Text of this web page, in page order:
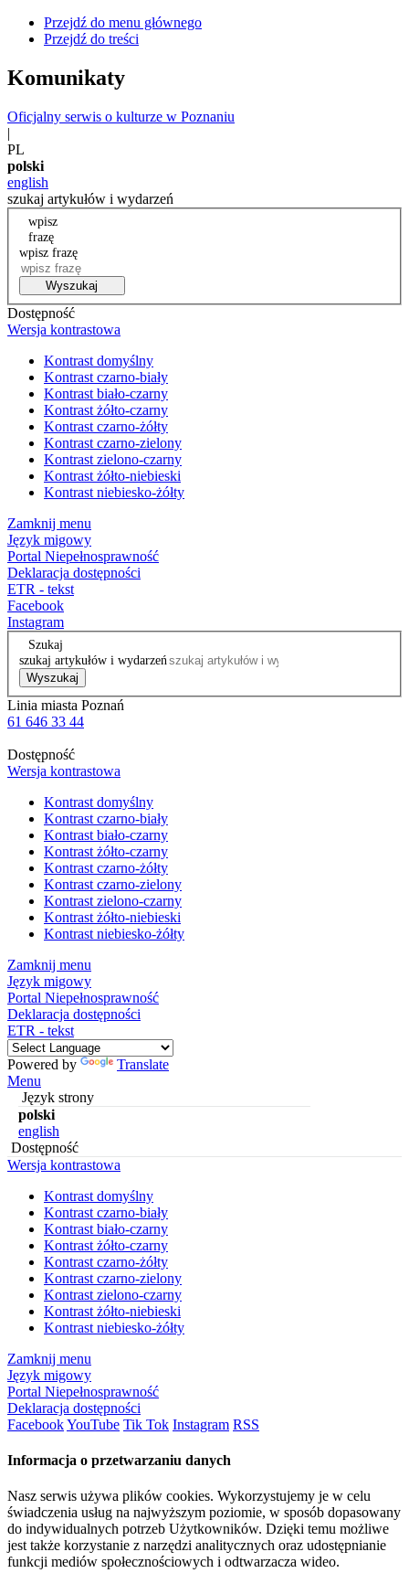
Przejdź do menu głównego
Przejdź do treści
Komunikaty
Oficjalny serwis o kulturze w Poznaniu
|
PL
polski
english
szukaj artykułów i wydarzeń
wpisz
frazę
wpisz frazę
Wyszukaj
Dostępność
Wersja kontrastowa
Kontrast domyślny
Kontrast czarno-biały
Kontrast biało-czarny
Kontrast żółto-czarny
Kontrast czarno-żółty
Kontrast czarno-zielony
Kontrast zielono-czarny
Kontrast żółto-niebieski
Kontrast niebiesko-żółty
Zamknij menu
Język migowy
Portal Niepełnosprawność
Deklaracja dostępności
ETR - tekst
Facebook
Instagram
Szukaj
szukaj artykułów i wydarzeń
Wyszukaj
Linia miasta Poznań
61 646 33 44
Dostępność
Wersja kontrastowa
Kontrast domyślny
Kontrast czarno-biały
Kontrast biało-czarny
Kontrast żółto-czarny
Kontrast czarno-żółty
Kontrast czarno-zielony
Kontrast zielono-czarny
Kontrast żółto-niebieski
Kontrast niebiesko-żółty
Zamknij menu
Język migowy
Portal Niepełnosprawność
Deklaracja dostępności
ETR - tekst
Powered by
Translate
Menu
Język strony
polski
english
Dostępność
Wersja kontrastowa
Kontrast domyślny
Kontrast czarno-biały
Kontrast biało-czarny
Kontrast żółto-czarny
Kontrast czarno-żółty
Kontrast czarno-zielony
Kontrast zielono-czarny
Kontrast żółto-niebieski
Kontrast niebiesko-żółty
Zamknij menu
Język migowy
Portal Niepełnosprawność
Deklaracja dostępności
FacebookYouTube Tik Tok Instagram RSS
Informacja o przetwarzaniu danych
Nasz serwis używa plików cookies. Wykorzystujemy je w celu
świadczenia usług na najwyższym poziomie, w sposób dopasowany
do indywidualnych potrzeb Użytkowników. Dzięki temu możliwe
jest także korzystanie z narzędzi analitycznych oraz udostępnianie
funkcji mediów społecznościowych i odtwarzacza wideo.